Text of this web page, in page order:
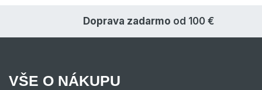
Doprava zadarmo od 100 €
VŠE O NÁKUPU